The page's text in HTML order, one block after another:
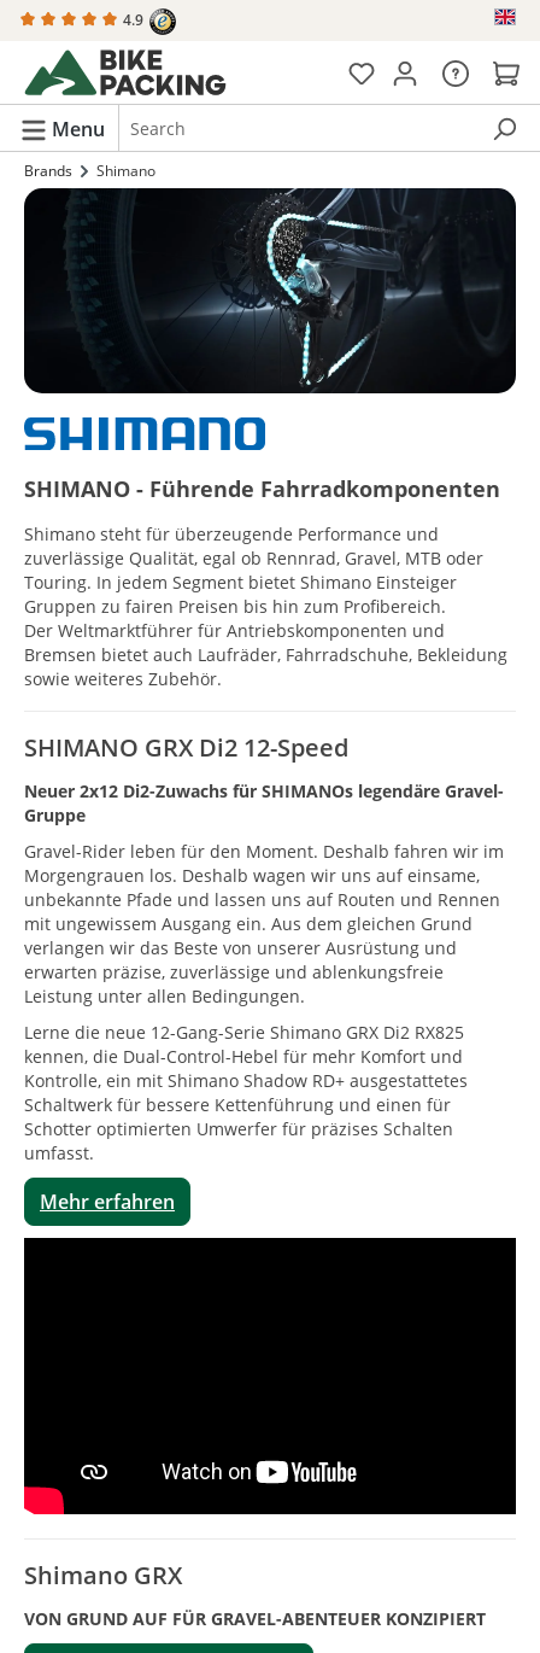
content 4.9
Menu
Brands Shimano
SHIMANO - Führende Fahrradkomponenten
Shimano steht für überzeugende Performance und
zuverlässige Qualität, egal ob Rennrad, Gravel, MTB oder
Touring. In jedem Segment bietet Shimano Einsteiger
Gruppen zu fairen Preisen bis hin zum Profibereich.
Der Weltmarktführer für Antriebskomponenten und
Bremsen bietet auch Laufräder, Fahrradschuhe, Bekleidung
sowie weiteres Zubehör.
SHIMANO GRX Di2 12-Speed
Neuer 2x12 Di2-Zuwachs für SHIMANOs legendäre Gravel-
Gruppe
Gravel-Rider leben für den Moment. Deshalb fahren wir im
Morgengrauen los. Deshalb wagen wir uns auf einsame,
unbekannte Pfade und lassen uns auf Routen und Rennen
mit ungewissem Ausgang ein. Aus dem gleichen Grund
verlangen wir das Beste von unserer Ausrüstung und
erwarten präzise, zuverlässige und ablenkungsfreie
Leistung unter allen Bedingungen.
Lerne die neue 12-Gang-Serie Shimano GRX Di2 RX825
kennen, die Dual-Control-Hebel für mehr Komfort und
Kontrolle, ein mit Shimano Shadow RD+ ausgestattetes
Schaltwerk für bessere Kettenführung und einen für
Schotter optimierten Umwerfer für präzises Schalten
umfasst.
Mehr erfahren
Shimano GRX
VON GRUND AUF FÜR GRAVEL-ABENTEUER KONZIPIERT